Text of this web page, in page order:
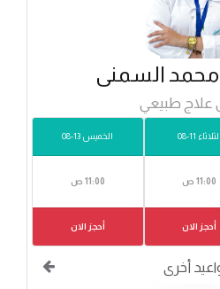
محمد السمنى
علاج طبيعي
الثلاثاء 11-08
11:00 ص
أحجز الان
الخميس 13-08
11:00 ص
أحجز الان
أخرى